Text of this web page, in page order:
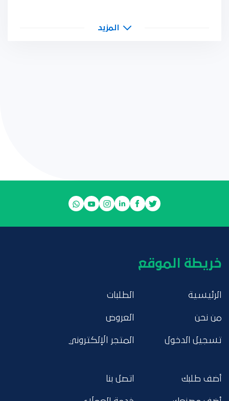
المزيد
خريطة الموقع
الرئيسية
من نحن
تسجيل الدخول
الطلبات
العروض
المتجر الإلكتروني
أضف طلبك اتصل بنا